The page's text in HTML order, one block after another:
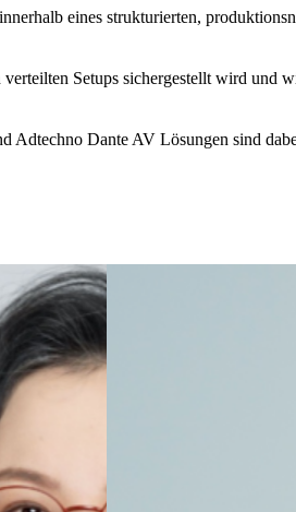
eines strukturierten,
Setups sichergestellt wird und
Adtechno Dante AV Lösungen sind
Mark
Lownds,
Qvest